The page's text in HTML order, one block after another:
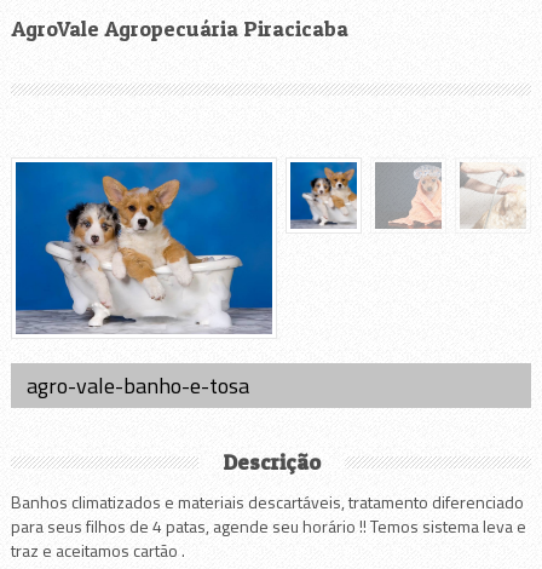
AgroVale Agropecuária Piracicaba
agro-vale-banho-e-tosa
Descrição
Banhos climatizados e materiais descartáveis, tratamento diferenciado
para seus filhos de 4 patas, agende seu horário !! Temos sistema leva e
traz e aceitamos cartão .